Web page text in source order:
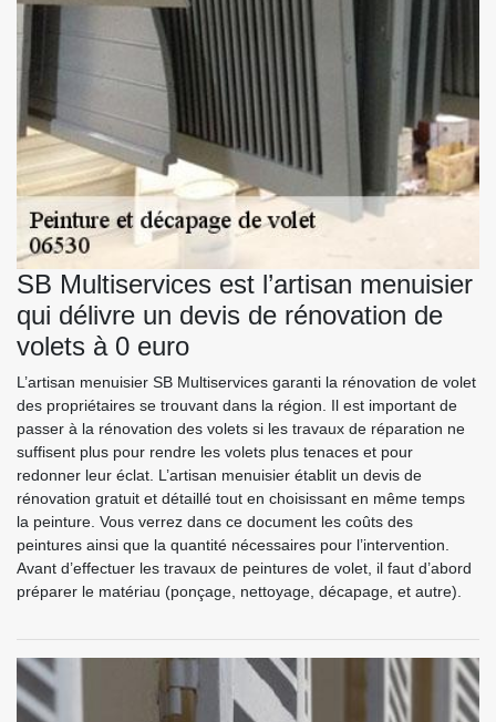
SB Multiservices est l’artisan menuisier
qui délivre un devis de rénovation de
volets à 0 euro
L’artisan menuisier SB Multiservices garanti la rénovation de volet
des propriétaires se trouvant dans la région. Il est important de
passer à la rénovation des volets si les travaux de réparation ne
suffisent plus pour rendre les volets plus tenaces et pour
redonner leur éclat. L’artisan menuisier établit un devis de
rénovation gratuit et détaillé tout en choisissant en même temps
la peinture. Vous verrez dans ce document les coûts des
peintures ainsi que la quantité nécessaires pour l’intervention.
Avant d’effectuer les travaux de peintures de volet, il faut d’abord
préparer le matériau (ponçage, nettoyage, décapage, et autre).